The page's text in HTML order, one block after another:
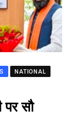
NATIONAL
सौ